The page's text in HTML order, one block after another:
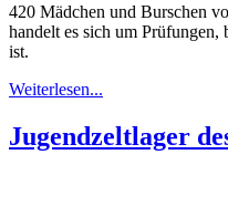
420 Mädchen und Burschen
handelt es sich um
ist.
Weiterlesen...
Jugendzeltlager